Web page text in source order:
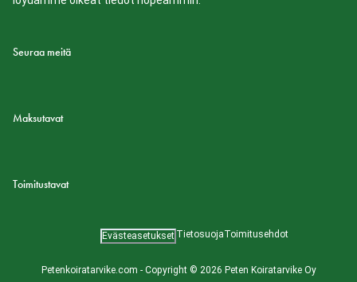
Seuraa meitä
Maksutavat
Toimitustavat
Petenkoiratarvike.com - Copyright © 2026 Peten Koiratarvike Oy
Evästeasetukset TietosuojaToimitusehdot